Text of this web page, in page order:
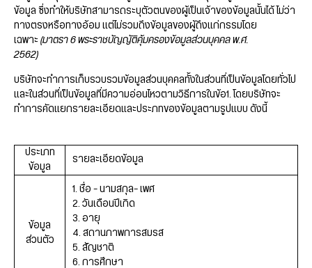
ข้อมูล ซึ่งทำให้บริษัทสามารถระบุตัวตนของผู้เป็นเจ้าของข้อมูลนั้นได้ ไม่ว่า
ทางตรงหรือทางอ้อม แต่ไม่รวมถึงข้อมูลของผู้ถึงแก่กรรมโดย
เฉพาะ (มาตรา 6 พระราชบัญญัติคุ้มครองข้อมูลส่วนบุคคล พ.ศ.
2562)
บริษัทจะทำการเก็บรวบรวมข้อมูลส่วนบุคคลทั้งในส่วนที่เป็นข้อมูลโดยทั่วไป
และในส่วนที่เป็นข้อมูลที่มีความอ่อนไหวตามวิธีการในข้อ1. โดยบริษัทจะ
ทำการคัดแยกรายละเอียดและประภทของข้อมูลตามรูปแบบ ดังนี้
ประเภท
ข้อมูล
รายละเอียดข้อมูล
ข้อมูล
ส่วนตัว
1. ชื่อ – นามสกุล- เพศ
2. วันเดือนปีเกิด
3. อายุ
4. สถานภาพการสมรส
5. สัญชาติ
6. การศึกษา